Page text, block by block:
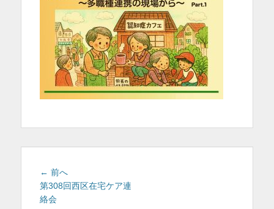
表
示
投
稿
ナ
← 前へ
の
第308回西区在宅ケア連
絡会